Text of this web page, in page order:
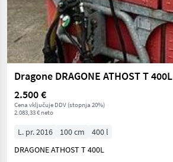
Dragone DRAGONE ATHOST T 400L
2.500 €
Cena vključuje DDV (stopnja 20%)
2.083,33 € neto
L. pr. 2016 100 cm
400 l
DRAGONE ATHOST T 400L